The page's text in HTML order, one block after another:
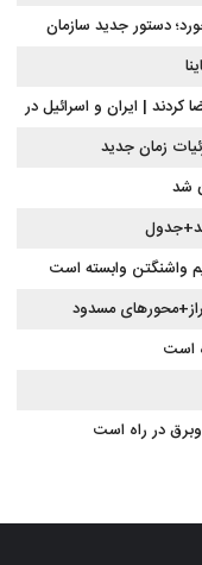
دستور جدید سازمان
کردند | ایران و اسرائیل در
زمان جدید
واشنگتن وابسته است
مسدود
است
در راه است